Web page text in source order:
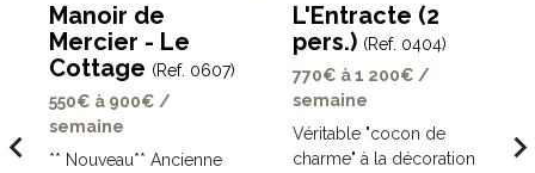
Manoir de
Mercier - Le
Cottage (Ref. 0607)
550€ à 900€ /
semaine
** Nouveau** Ancienne
L'Entracte (2
pers.) (Ref. 0404)
770€ à 1 200€ /
semaine
Véritable "cocon de
charme" à la décoration